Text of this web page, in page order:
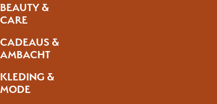
BEAUTY &
CARE
CADEAUS &
AMBACHT
KLEDING &
MODE